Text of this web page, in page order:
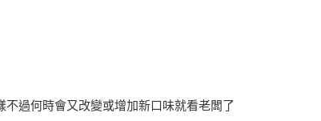
不過何時會又改變或增加新口味就看老闆了